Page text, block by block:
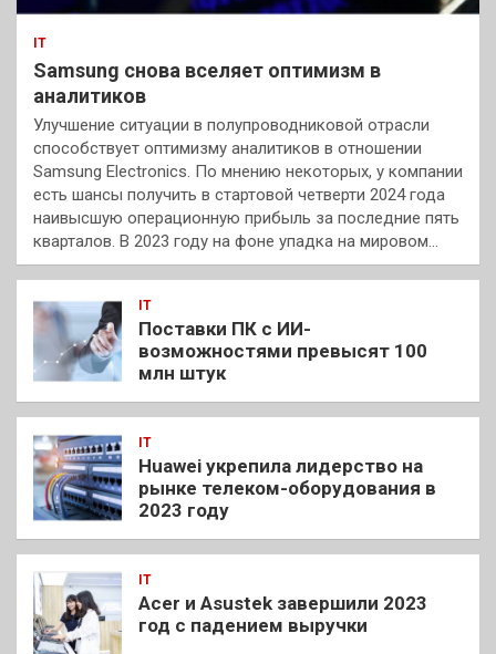
IT
Samsung снова вселяет оптимизм в
аналитиков
Улучшение ситуации в полупроводниковой отрасли
способствует оптимизму аналитиков в отношении
Samsung Electronics. По мнению некоторых, у компании
есть шансы получить в стартовой четверти 2024 года
наивысшую операционную прибыль за последние пять
кварталов. В 2023 году на фоне упадка на мировом…
IT
Поставки ПК с ИИ-
возможностями превысят 100
млн штук
IT
Huawei укрепила лидерство на
рынке телеком-оборудования в
2023 году
IT
Acer и Asustek завершили 2023
год с падением выручки